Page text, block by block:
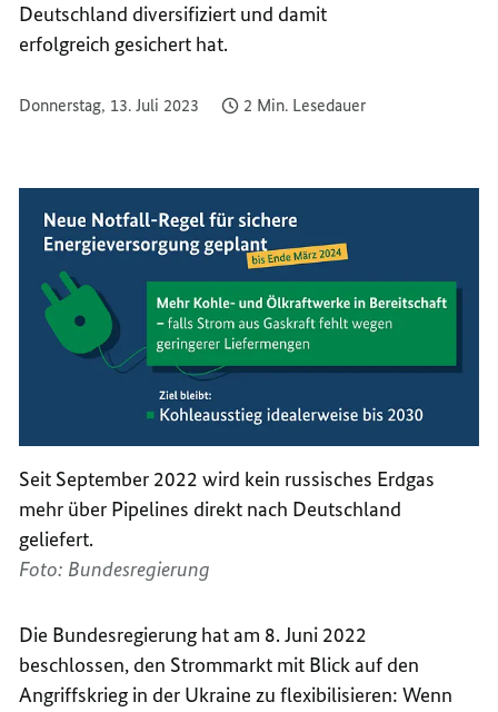
Deutschland diversifiziert und damit
erfolgreich gesichert hat.
Donnerstag, 13. Juli 2023 2 Min. Lesedauer
Seit September 2022 wird kein russisches Erdgas
mehr über Pipelines direkt nach Deutschland
geliefert.
Foto: Bundesregierung
Die Bundesregierung hat am 8. Juni 2022
beschlossen, den Strommarkt mit Blick auf den
Angriffskrieg in der Ukraine zu flexibilisieren: Wenn